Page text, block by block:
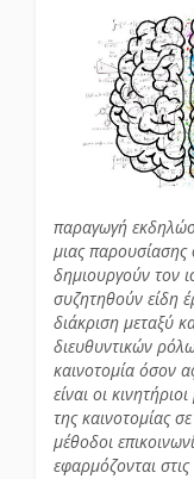
παραγωγή
μιας παρουσίασης
δημιουργούν τον
συζητηθούν είδη
διάκριση μεταξύ
διευθυντικών
καινοτομία όσον
είναι οι
της καινοτομίας
μέθοδοι
εφαρμόζονται